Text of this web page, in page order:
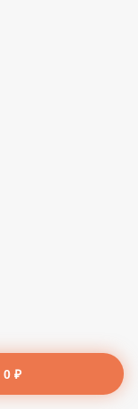
0 ₽